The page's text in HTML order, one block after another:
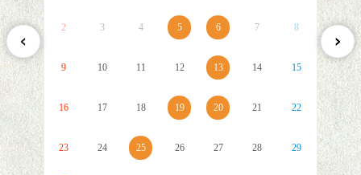
2 3 4 5 6 7 8
9 10 11 12 13 14 15
16 17 18 19 20 21 22
23 24 25 26 27 28 29